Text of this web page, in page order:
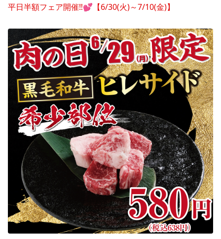
平日半額フェア開催‼💕【6/30(火)～7/10(金)】